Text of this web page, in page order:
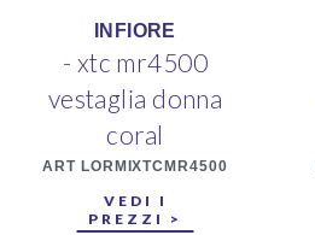
INFIORE
- xtc mr4500
vestaglia donna
coral
ART LORMIXTCMR4500
VEDI I
PREZZI >